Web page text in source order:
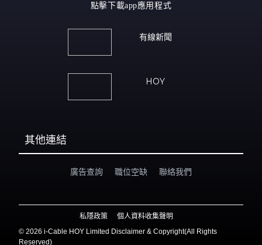
點擊下載app應用程式
有線新聞
HOY
其他連結
廣告查詢 職位空缺 聯絡我們
私隱政策
個人資料收集聲明
© 2026 i-Cable HOY Limited Disclaimer & Copyright(All Rights
Reserved)